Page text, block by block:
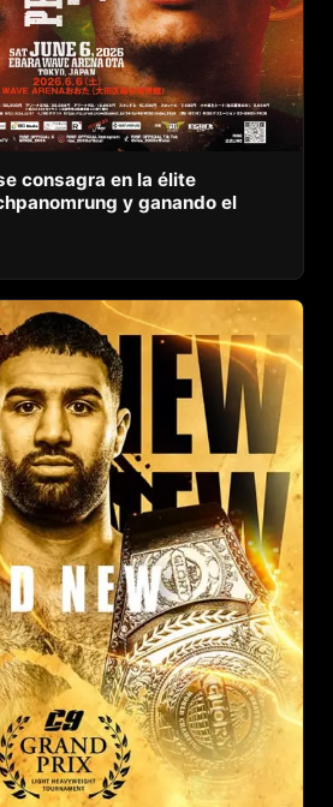
consagra en la élite
y ganando el